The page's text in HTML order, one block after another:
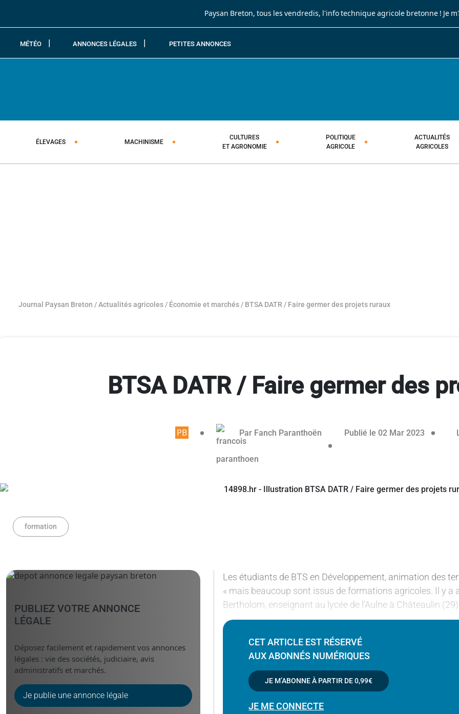
Paysan Breton, tous les vendredis, l'info technique agricole bretonne ! Je
MÉTÉO ANNONCES LÉGALES PETITES ANNONCES
ÉLEVAGES MACHINISME
CULTURES
ET AGRONOMIE
POLITIQUE
AGRICOLE
ACTUALITÉS
AGRICOLES
Journal Paysan Breton /Actualités agricoles / Économie et marchés / BTSA DATR / Faire germer des projets ruraux
BTSA DATR / Faire germer des
Article réservé aux abonnés
Par Fanch Paranthoën Publié le 02 Mar 2023 25 mai
formation
Les étudiants de BTS en Développement, animation des
« mais beaucoup sont issus de formations agricoles. Il y a
Bertholom, enseignant au lycée de l’Aulne à Châteaulin
CET ARTICLE EST RÉSERVÉ
AUX ABONNÉS NUMÉRIQUES
JE M’ABONNE À PARTIR DE0,99€
JE ME CONNECTE
PUBLIEZ VOTRE ANNONCE
LÉGALE
Déposez facilement et rapidement vos annonces
légales : vie des sociétés, judiciaire, avis
administratifs et marchés.
Je publie une annonce légale